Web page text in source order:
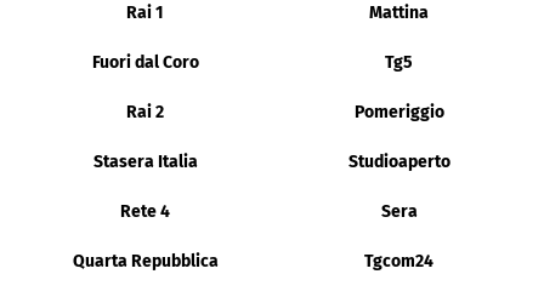
Rai 1 Mattina
Fuori dal Coro Tg5
Rai 2 Pomeriggio
Stasera Italia Studioaperto
Rete 4 Sera
Quarta Repubblica Tgcom24